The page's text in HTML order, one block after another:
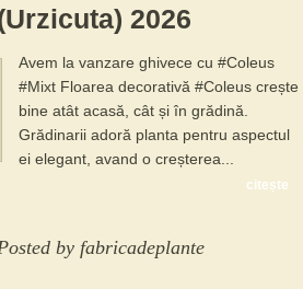
2026
Avem la vanzare ghivece cu #Coleus
#Mixt Floarea decorativă #Coleus crește
bine atât acasă, cât și în grădină.
Grădinarii adoră planta pentru aspectul
ei elegant, avand o creșterea...
citește
by fabricadeplante